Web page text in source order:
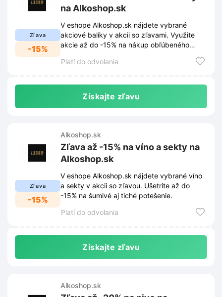
Zľava
-15%
na Alkoshop.sk
V eshope Alkoshop.sk nájdete vybrané
akciové balíky v akcii so zľavami. Využite
akcie až do -15% na nákup obľúbeného
Platí do odvolania
Získajte zľavu
Zľava
-15%
Alkoshop.sk
Zľava až -15% na víno a sekty na
Alkoshop.sk
V eshope Alkoshop.sk nájdete vybrané víno
a sekty v akcii so zľavou. Ušetrite až do
-15% na šumivé aj tiché potešenie.
Platí do odvolania
Získajte zľavu
Alkoshop.sk